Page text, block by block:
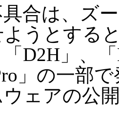
合は、ズ
うとする
D2H」、
」の一部
ウェアの公